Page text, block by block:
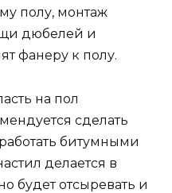
полу, монтаж
дюбелей и
фанеру к полу.
на пол
сделать
битумными
делается в
будет отсыревать и